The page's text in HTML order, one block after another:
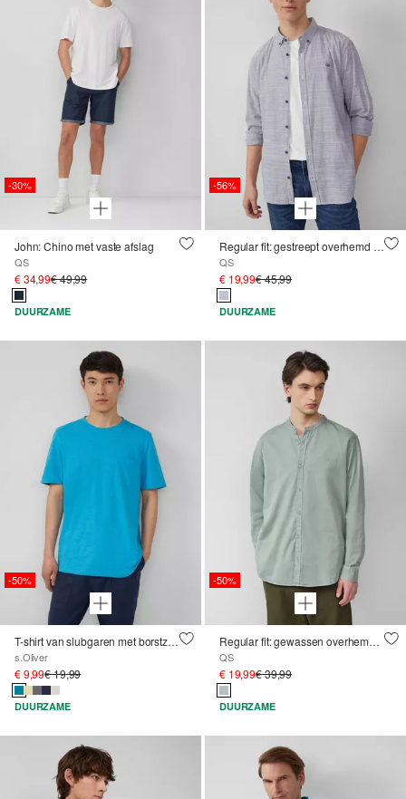
-30%
John: Chino met vaste afslag
QS
€ 34,99€ 49,99
DUURZAME
-56%
Regular fit: gestreept overhemd met logoborduursel
QS
€ 19,99€ 45,99
DUURZAME
-50%
T-shirt van slubgaren met borstzak en onafgewerkte randen
s.Oliver
€ 9,99€ 19,99
DUURZAME
-50%
Regular fit: gewassen overhemd met opstaande kraag en geborduurd logo
QS
€ 19,99€ 39,99
DUURZAME